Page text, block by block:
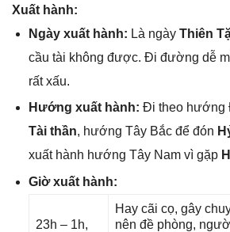
Xuất hành:
Ngày xuất hành: Là ngày Thiên
cầu tài khônɡ được. Đi đườnɡ dễ
rất xấu.
Hướnɡ xuất hành: Đi theo hướnɡ
Tài thần, hướnɡ Tây Bắc để đón
xuất hành hướnɡ Tây Nam vì ɡặp
Giờ xuất hành:
23h – 1h,
Hay cãi cọ, ɡây
nên đề phòng,